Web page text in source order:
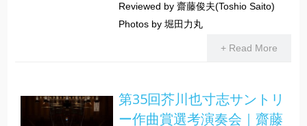
Reviewed by 齋藤俊夫(Toshio Saito)
Photos by 堀田力丸
+ Read More
第35回芥川也寸志サントリ
ー作曲賞選考演奏会｜齋藤